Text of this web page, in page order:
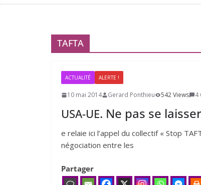
TAFTA
ACTUALITÉ ALERTE !
10 mai 2014 Gerard Ponthieu 542 Views 4
USA-UE. Ne pas se
e relaie ici l’ap­pel du col­lec­tif « Stop
négo­cia­tion entre les
Partager